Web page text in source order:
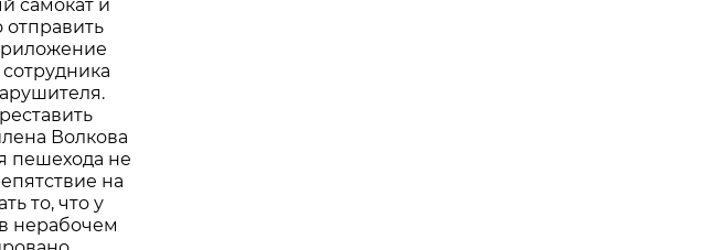
самокат и
Волкова
пешехода не
на
то, что у
нерабочем